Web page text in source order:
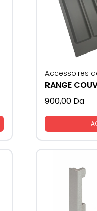
Accessoires
900,00 Da